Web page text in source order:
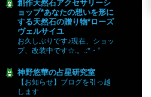
創作天然石アクセサリーシ
ョップ*あなたの想いを形に
する天然石の贈り物*ローズ
ヴェルサイユ
お久しぶりです♪現在、ショッ
プ、改装中です☆.。.:*・°
神野悠華の占星研究室
【お知らせ】ブログを引っ越
します